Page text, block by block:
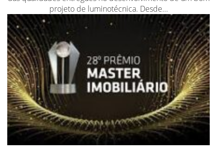
projeto de luminotécnica. Desde...